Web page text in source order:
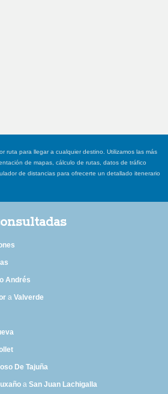
ruta para llegar a cualquier destino. Utilizamos las más
de mapas, cálculo de rutas, datos de tráfico
de distancias para ofrecerte un detallado itenerario
Andrés
aValverde
De Tajuña
aSan Juan Lachigalla